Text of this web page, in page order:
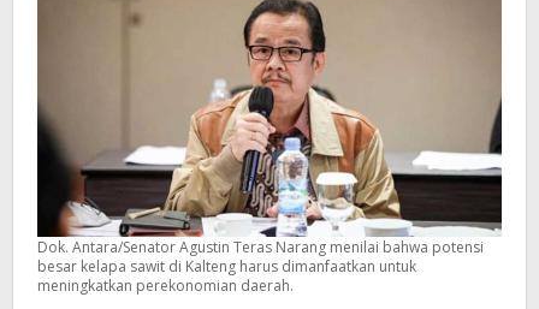
Dok. Antara/Senator Agustin Teras Narang menilai bahwa potensi
besar kelapa sawit di Kalteng harus dimanfaatkan untuk
meningkatkan perekonomian daerah.